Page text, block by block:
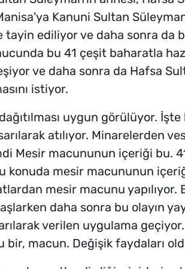
Kanuni Sultan
ediliyor ve daha sonra da
bu 41 çeşit baharatla
ve daha sonra da Hafsa
istiyor.
uygun görülüyor.
atılıyor. Minarelerden
Mesir macununun içeriği bu.
konuda mesir macununun
mesir macunu yapılıyor.
daha sonra bu olayın
verilen uygulama
macun. Değişik faydaları